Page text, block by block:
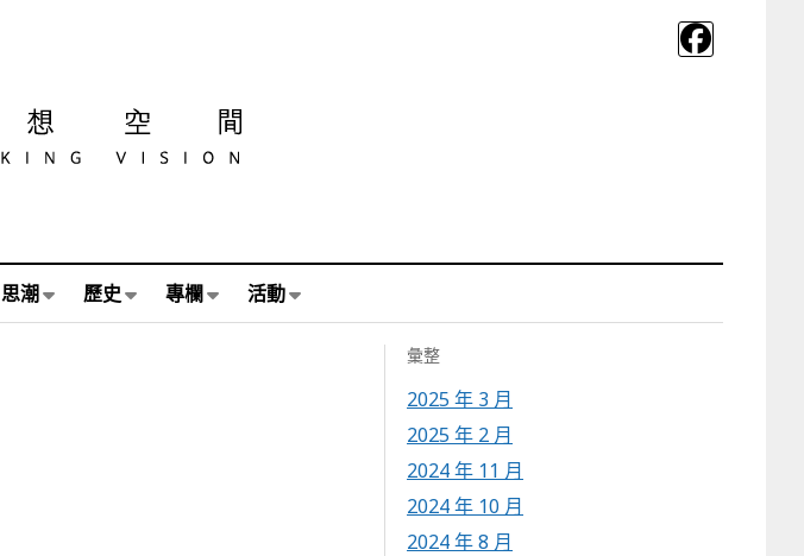
思潮 歷史 專欄 活動
彙整
2025 年 3 月
2025 年 2 月
2024 年 11 月
2024 年 10 月
2024 年 8 月